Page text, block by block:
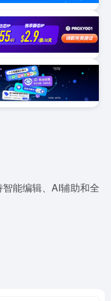
能编辑、AI辅助和全